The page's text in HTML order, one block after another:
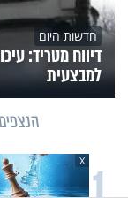
חדשות היום
דיווח מטריד:
למבצעית
וידיאו מגזין
"הגמגום לא
X